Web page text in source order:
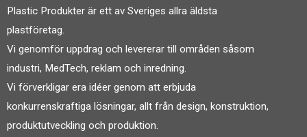
Plastic Produkter är ett av Sveriges allra äldsta
plastföretag.
Vi genomför uppdrag och levererar till områden såsom
industri, MedTech, reklam och inredning.
Vi förverkligar era idéer genom att erbjuda
konkurrenskraftiga lösningar, allt från design, konstruktion,
produktutveckling och produktion.